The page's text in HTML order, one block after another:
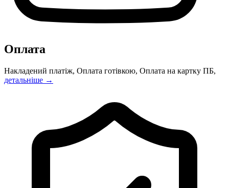
Оплата
Накладений платіж, Оплата готівкою, Оплата на картку ПБ,
детальніше →